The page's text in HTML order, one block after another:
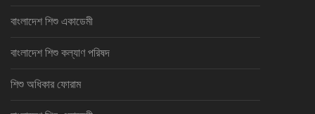
বাংলাদেশ শিশু একাডেমী
বাংলাদেশ শিশু কল্যাণ পরিষদ
শিশু অধিকার ফোরাম